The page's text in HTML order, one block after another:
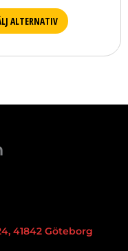
ALTERNATIV
41842 Göteborg